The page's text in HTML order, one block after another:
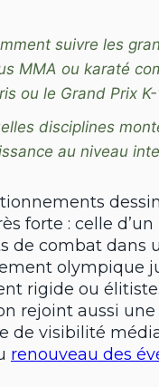
suivre les
MMA ou karaté
ou le Grand Prix K-
disciplines
au niveau
forte : celle
de combat dans
olympique
rigide ou
rejoint aussi
de visibilité
renouveau des